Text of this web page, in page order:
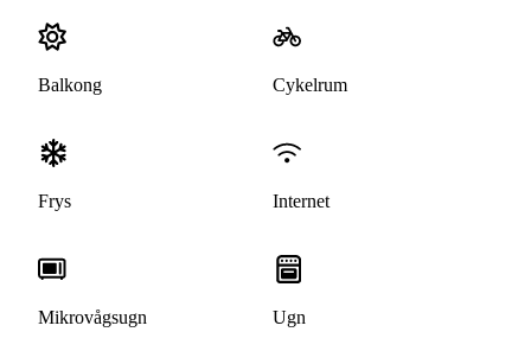
Balkong Cykelrum
Frys Internet
Mikrovågsugn Ugn